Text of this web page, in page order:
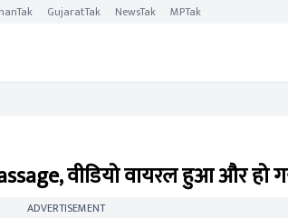
GujaratTak NewsTak MPTak
वीडियो वायरल हुआ और हो
ADVERTISEMENT